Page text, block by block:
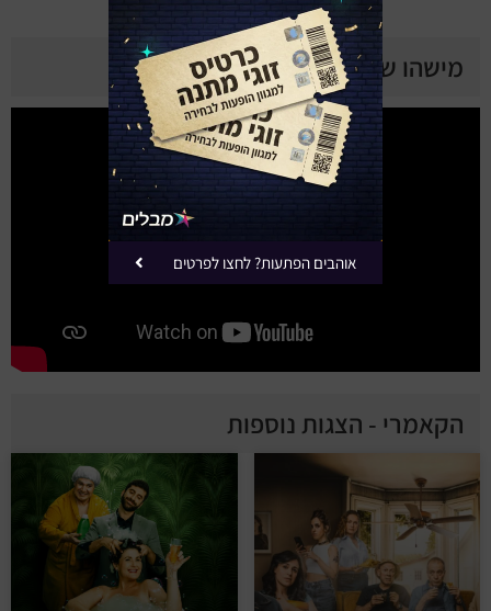
מישהו שר את זה קודם - טריילר
הקאמרי - הצגות נוספות
אוהבים הפתעות? לחצו לפרטים